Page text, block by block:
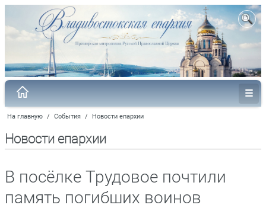
На главную / События / Новости епархии
Новости епархии
В посёлке Трудовое почтили
память погибших воинов